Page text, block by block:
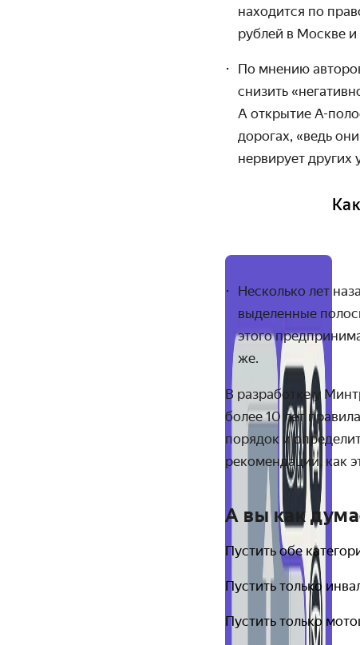
находится по
рублей в Москве и
По мнению
снизить
А открытие А-
дорогах, «ведь
нервирует
Несколько лет
выделенные
этого
же.
В разработке у
более 10 лет
порядок и
рекомендации, как
А вы как
Пустить обе
Пустить только
Пустить только